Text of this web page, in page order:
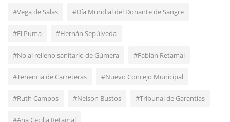
#Vega de Salas #Día Mundial del Donante de Sangre
#El Puma #Hernán Sepúlveda
#No al relleno sanitario de Gúmera #Fabián Retamal
#Tenencia de Carreteras #Nuevo Concejo Municipal
#Ruth Campos #Nelson Bustos #Tribunal de Garantías
#Ana Cecilia Retamal